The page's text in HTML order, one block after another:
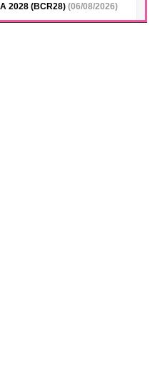
2028 (BCR28) (06/08/2026)